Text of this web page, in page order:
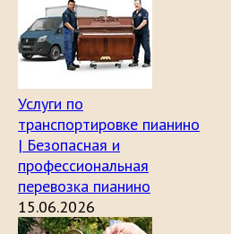
Услуги по
транспортировке пианино
| Безопасная и
профессиональная
перевозка пианино
15.06.2026